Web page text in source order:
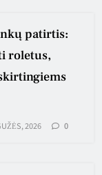
patirtis:
roletus,
2026 0